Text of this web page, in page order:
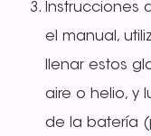
Instrucciones
el manual,
llenar estos
aire o helio, y
de la batería